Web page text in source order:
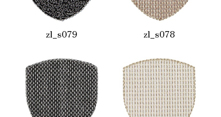
zl_s079 zl_s078